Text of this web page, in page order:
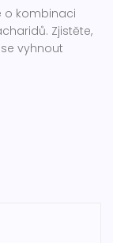
o kombinaci
Zjistěte,
vyhnout